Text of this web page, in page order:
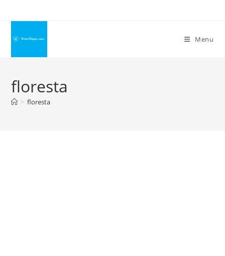
conteúdo
Menu
floresta
> floresta